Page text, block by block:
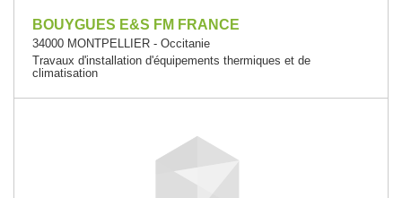
BOUYGUES E&S FM FRANCE
34000 MONTPELLIER - Occitanie
Travaux d'installation d'équipements thermiques et de
climatisation